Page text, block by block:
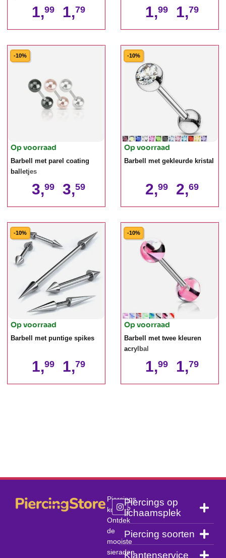
1,99 1,79 1,99 1,79
-10%
Op voorraad
Barbell met parel coating
balletjes
3,99 3,59
-10%
Op voorraad
Barbell met gekleurde kristal
2,99 2,69
-10%
Op voorraad
Barbell met puntige spikes
1,99 1,79
-10%
Op voorraad
Barbell met twee kleuren
acrylbal
1,99 1,79
Piercings
kopen?
Ontdek
de
mooiste
sieraden
Piercings op
lichaamsplek
Piercing soorten
Klantenservice